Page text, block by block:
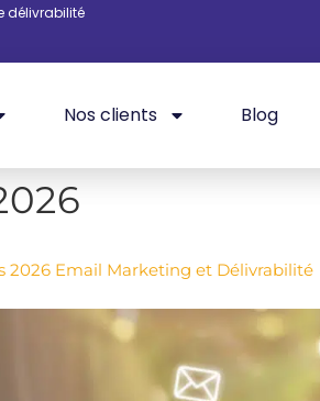
délivrabilité
Nos clients Blog
2026 Email Marketing et Délivrabilité